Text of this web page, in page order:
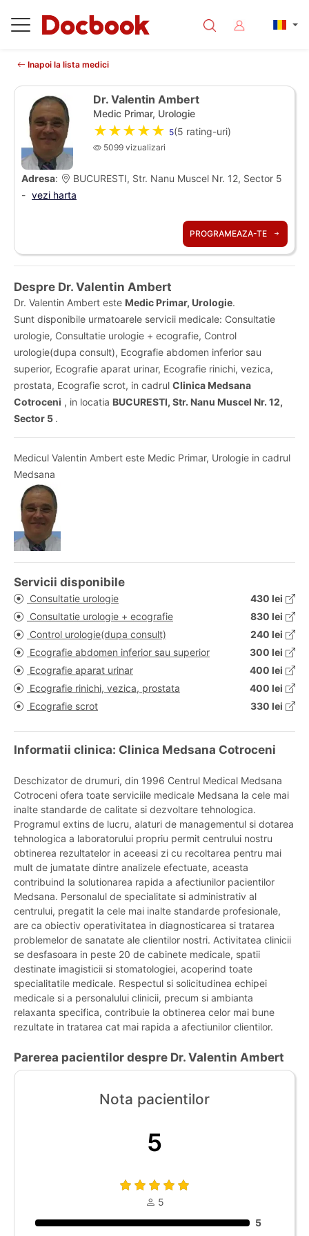
Inapoi la lista medici
Dr. Valentin Ambert
Medic Primar, Urologie
★★★★★ 5(5 rating-uri)
5099 vizualizari
Adresa:
BUCURESTI, Str. Nanu Muscel Nr. 12, Sector 5
- vezi harta
PROGRAMEAZA-TE
Despre Dr. Valentin Ambert
Dr. Valentin Ambert este Medic Primar, Urologie.
Sunt disponibile urmatoarele servicii medicale: Consultatie
urologie, Consultatie urologie + ecografie, Control
urologie(dupa consult), Ecografie abdomen inferior sau
superior, Ecografie aparat urinar, Ecografie rinichi, vezica,
prostata, Ecografie scrot, in cadrul Clinica Medsana
Cotroceni , in locatia BUCURESTI, Str. Nanu Muscel Nr. 12,
Sector 5 .
Medicul Valentin Ambert este Medic Primar, Urologie in cadrul
Medsana
Servicii disponibile
Consultatie urologie
430 lei
Consultatie urologie + ecografie
830 lei
Control urologie(dupa consult)
240 lei
Ecografie abdomen inferior sau superior
300 lei
Ecografie aparat urinar
400 lei
Ecografie rinichi, vezica, prostata
400 lei
Ecografie scrot
330 lei
Informatii clinica: Clinica Medsana Cotroceni
Deschizator de drumuri, din 1996 Centrul Medical Medsana
Cotroceni ofera toate serviciile medicale Medsana la cele mai
inalte standarde de calitate si dezvoltare tehnologica.
Programul extins de lucru, alaturi de managementul si dotarea
tehnologica a laboratorului propriu permit centrului nostru
obtinerea rezultatelor in aceeasi zi cu recoltarea pentru mai
mult de jumatate dintre analizele efectuate, aceasta
contribuind la solutionarea rapida a afectiunilor pacientilor
Medsana. Personalul de specialitate si administrativ al
centrului, pregatit la cele mai inalte standarde profesionale,
are ca obiectiv operativitatea in diagnosticarea si tratarea
problemelor de sanatate ale clientilor nostri. Activitatea clinicii
se desfasoara in peste 20 de cabinete medicale, spatii
destinate imagisticii si stomatologiei, acoperind toate
specialitatile medicale. Respectul si solicitudinea echipei
medicale si a personalului clinicii, precum si ambianta
relaxanta specifica, contribuie la obtinerea celor mai bune
rezultate in tratarea cat mai rapida a afectiunilor clientilor.
Parerea pacientilor despre Dr. Valentin Ambert
Nota pacientilor
5
5
5